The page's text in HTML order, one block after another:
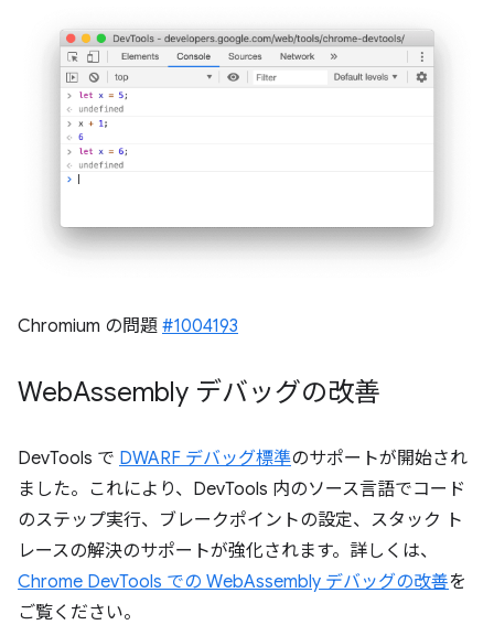
Chromium の問題 #1004193
WebAssembly デバッグの改善
DevTools で DWARF デバッグ標準のサポートが開始され
ました。これにより、DevTools 内のソース言語でコード
のステップ実行、ブレークポイントの設定、スタック ト
レースの解決のサポートが強化されます。詳しくは、
Chrome DevTools での WebAssembly デバッグの改善を
ご覧ください。